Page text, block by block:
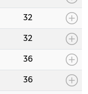
32
32
36
36